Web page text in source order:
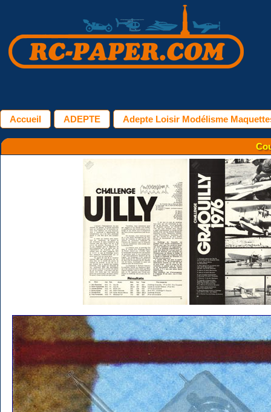
Accueil ADEPTE Adepte Loisir Modélisme